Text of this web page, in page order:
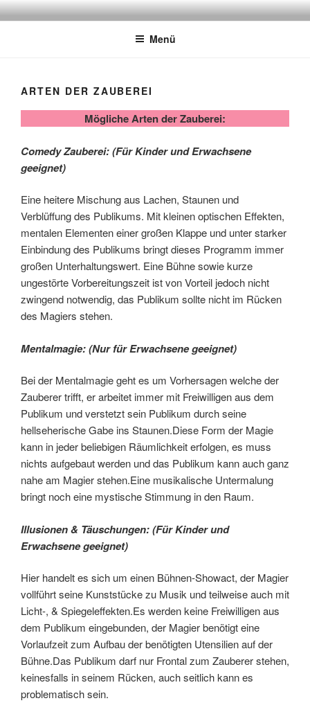
Zum
InhaltZAUBERER FÜR IHRE FEIER
BESTELLEN, ZAUBEREI
MIETEN, ZAUBERN LERNEN,
ZAUBERSCHULE, MAGIER,
ZAUBERER BERLIN,
ZAUBERER KÖLN,
ZAUBERSHOW MÜNCHEN,
ZAUBERSHOW
KINDERGEBURTSTAG,
CLOSEUP ZAUBERER
HOCHZEIT, ZAUBERSHOW
WEIHNACHTSFEIER
Zaubershows und Zauberkurse für Erwachsene und Kinder, Magier
Berlin, Profi Zauberer,Bühnen Zaubershow für Kinder, Zaubershow
Einschulung, Zauberer Kita, Zauberer Mitternachtseinlage,
Menü
ARTEN DER ZAUBEREI
Mögliche Arten der Zauberei:
Comedy Zauberei: (Für Kinder und Erwachsene
geeignet)
Eine heitere Mischung aus Lachen, Staunen und
Verblüffung des Publikums. Mit kleinen optischen Effekten,
mentalen Elementen einer großen Klappe und unter starker
Einbindung des Publikums bringt dieses Programm immer
großen Unterhaltungswert. Eine Bühne sowie kurze
ungestörte Vorbereitungszeit ist von Vorteil jedoch nicht
zwingend notwendig, das Publikum sollte nicht im Rücken
des Magiers stehen.
Mentalmagie: (Nur für Erwachsene geeignet)
Bei der Mentalmagie geht es um Vorhersagen welche der
Zauberer trifft, er arbeitet immer mit Freiwilligen aus dem
Publikum und verstetzt sein Publikum durch seine
hellseherische Gabe ins Staunen.Diese Form der Magie
kann in jeder beliebigen Räumlichkeit erfolgen, es muss
nichts aufgebaut werden und das Publikum kann auch ganz
nahe am Magier stehen.Eine musikalische Untermalung
bringt noch eine mystische Stimmung in den Raum.
Illusionen & Täuschungen: (Für Kinder und
Erwachsene geeignet)
Hier handelt es sich um einen Bühnen-Showact, der Magier
vollführt seine Kunststücke zu Musik und teilweise auch mit
Licht-, & Spiegeleffekten.Es werden keine Freiwilligen aus
dem Publikum eingebunden, der Magier benötigt eine
Vorlaufzeit zum Aufbau der benötigten Utensilien auf der
Bühne.Das Publikum darf nur Frontal zum Zauberer stehen,
keinesfalls in seinem Rücken, auch seitlich kann es
problematisch sein.